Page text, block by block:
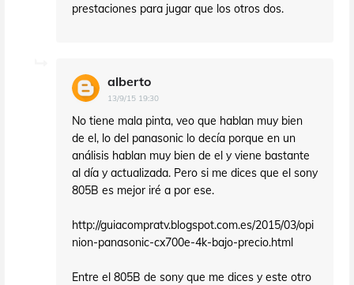
prestaciones para jugar que los otros dos.
alberto
13/9/15 19:30
No tiene mala pinta, veo que hablan muy bien
de el, lo del panasonic lo decía porque en un
análisis hablan muy bien de el y viene bastante
al día y actualizada. Pero si me dices que el sony
805B es mejor iré a por ese.
http://guiacompratv.blogspot.com.es/2015/03/opi
nion-panasonic-cx700e-4k-bajo-precio.html
Entre el 805B de sony que me dices y este otro